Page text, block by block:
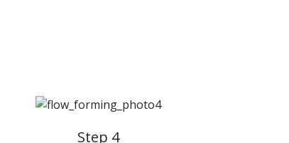
Step 4